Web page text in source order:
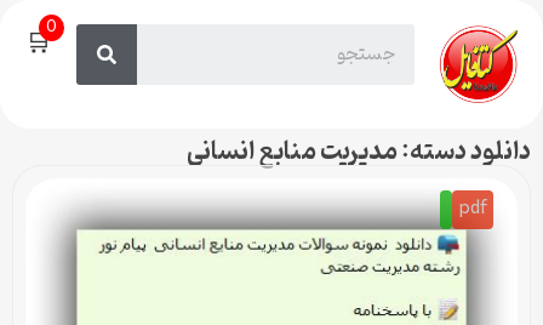
🛒0
دانلود دسته: مدیریت منابع انسانی
pdf